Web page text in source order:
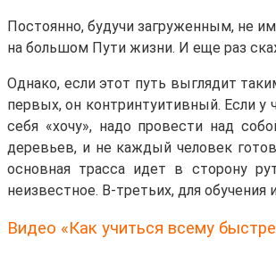
Постоянно, будучи загруженным, не
на большом Пути жизни. И еще раз
Однако, если этот путь выглядит
первых, он контринтуитивный. Если у
себя «хочу», надо провести над
деревьев, и не каждый человек
основная трасса идет в сторону
неизвестное. В-третьих, для
Видео «Как учиться всему